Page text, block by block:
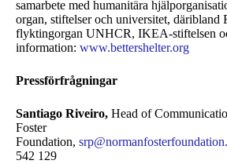
samarbete med humanitära
organ, stiftelser och universitet, däribland
flyktingorgan UNHCR, IKEA-stiftelsen
information: www.bettershelter.org
Pressförfrågningar
Santiago Riveiro, Head of
Foster
Foundation,
542 129